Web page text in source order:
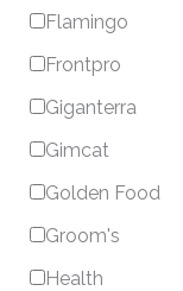
Flamingo
Frontpro
Giganterra
Gimcat
Golden Food
Groom's
Health